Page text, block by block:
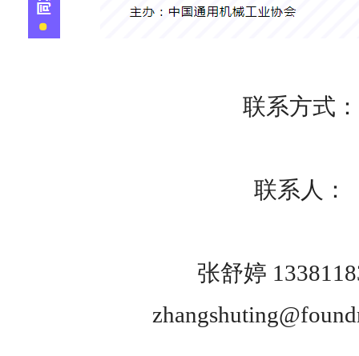
联系方式：
联系人：
张舒婷